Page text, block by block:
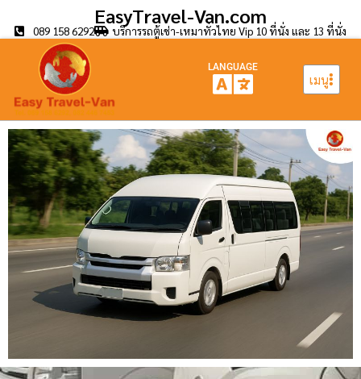
EasyTravel-Van.com
089 158 6292 บริการรถตู้เช่า-เหมาทั่วไทย Vip 10 ที่นั่ง และ 13 ที่นั่ง
เมนู
LANGUAGE